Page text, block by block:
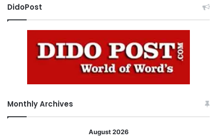
DidoPost
Monthly Archives
August 2026